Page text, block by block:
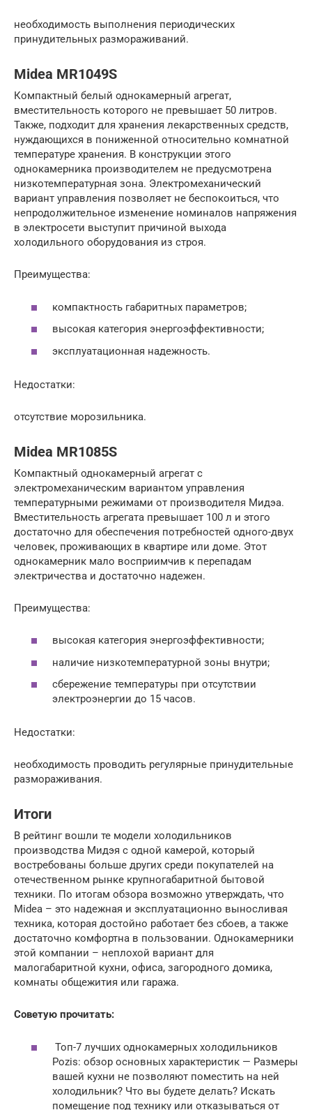
необходимость выполнения периодических
принудительных размораживаний.
Midea MR1049S
Компактный белый однокамерный агрегат,
вместительность которого не превышает 50 литров.
Также, подходит для хранения лекарственных средств,
нуждающихся в пониженной относительно комнатной
температуре хранения. В конструкции этого
однокамерника производителем не предусмотрена
низкотемпературная зона. Электромеханический
вариант управления позволяет не беспокоиться, что
непродолжительное изменение номиналов напряжения
в электросети выступит причиной выхода
холодильного оборудования из строя.
Преимущества:
компактность габаритных параметров;
высокая категория энергоэффективности;
эксплуатационная надежность.
Недостатки:
отсутствие морозильника.
Midea MR1085S
Компактный однокамерный агрегат с
электромеханическим вариантом управления
температурными режимами от производителя Мидэа.
Вместительность агрегата превышает 100 л и этого
достаточно для обеспечения потребностей одного-двух
человек, проживающих в квартире или доме. Этот
однокамерник мало восприимчив к перепадам
электричества и достаточно надежен.
Преимущества:
высокая категория энергоэффективности;
наличие низкотемпературной зоны внутри;
сбережение температуры при отсутствии
электроэнергии до 15 часов.
Недостатки:
необходимость проводить регулярные принудительные
размораживания.
Итоги
В рейтинг вошли те модели холодильников
производства Мидэя с одной камерой, который
востребованы больше других среди покупателей на
отечественном рынке крупногабаритной бытовой
техники. По итогам обзора возможно утверждать, что
Midea – это надежная и эксплуатационно выносливая
техника, которая достойно работает без сбоев, а также
достаточно комфортна в пользовании. Однокамерники
этой компании – неплохой вариант для
малогабаритной кухни, офиса, загородного домика,
комнаты общежития или гаража.
Советую прочитать:
Топ-7 лучших однокамерных холодильников
Pozis: обзор основных характеристик — Размеры
вашей кухни не позволяют поместить на ней
холодильник? Что вы будете делать? Искать
помещение под технику или отказываться от